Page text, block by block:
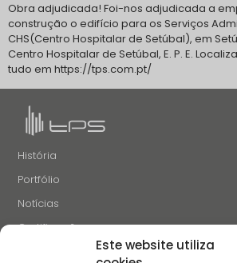
Este website utiliza
Obra adjudicada! Foi-nos adjudicada a
construção o edifício para os Serviços
CHS(Centro Hospitalar de Setúbal), em
Centro Hospitalar de Setúbal, E. P. E.
tudo em https://tps.com.pt/
História
Portfólio
Notícias
Certificações